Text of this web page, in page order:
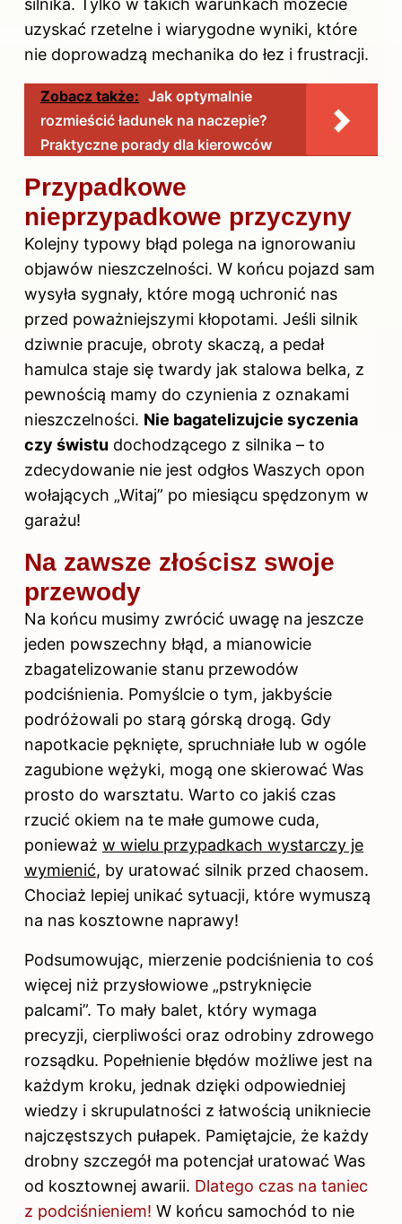
silnika. Tylko w takich warunkach możecie
uzyskać rzetelne i wiarygodne wyniki, które
nie doprowadzą mechanika do łez i frustracji.
Zobacz także: Jak optymalnie
rozmieścić ładunek na naczepie?
Praktyczne porady dla kierowców
Przypadkowe
nieprzypadkowe przyczyny
Kolejny typowy błąd polega na ignorowaniu
objawów nieszczelności. W końcu pojazd sam
wysyła sygnały, które mogą uchronić nas
przed poważniejszymi kłopotami. Jeśli silnik
dziwnie pracuje, obroty skaczą, a pedał
hamulca staje się twardy jak stalowa belka, z
pewnością mamy do czynienia z oznakami
nieszczelności. Nie bagatelizujcie syczenia
czy świstu dochodzącego z silnika – to
zdecydowanie nie jest odgłos Waszych opon
wołających „Witaj” po miesiącu spędzonym w
garażu!
Na zawsze złościsz swoje
przewody
Na końcu musimy zwrócić uwagę na jeszcze
jeden powszechny błąd, a mianowicie
zbagatelizowanie stanu przewodów
podciśnienia. Pomyślcie o tym, jakbyście
podróżowali po starą górską drogą. Gdy
napotkacie pęknięte, spruchniałe lub w ogóle
zagubione wężyki, mogą one skierować Was
prosto do warsztatu. Warto co jakiś czas
rzucić okiem na te małe gumowe cuda,
ponieważ w wielu przypadkach wystarczy je
wymienić, by uratować silnik przed chaosem.
Chociaż lepiej unikać sytuacji, które wymuszą
na nas kosztowne naprawy!
Podsumowując, mierzenie podciśnienia to coś
więcej niż przysłowiowe „pstryknięcie
palcami”. To mały balet, który wymaga
precyzji, cierpliwości oraz odrobiny zdrowego
rozsądku. Popełnienie błędów możliwe jest na
każdym kroku, jednak dzięki odpowiedniej
wiedzy i skrupulatności z łatwością unikniecie
najczęstszych pułapek. Pamiętajcie, że każdy
drobny szczegół ma potencjał uratować Was
od kosztownej awarii. Dlatego czas na taniec
z podciśnieniem! W końcu samochód to nie